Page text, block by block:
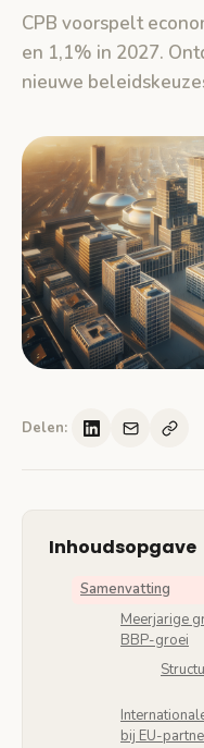
CPB voorspelt
en 1,1% in 2027.
nieuwe
Delen:
Inhoudsopgave
Samenvatting
Meerjarige
BBP-groei
bij EU-